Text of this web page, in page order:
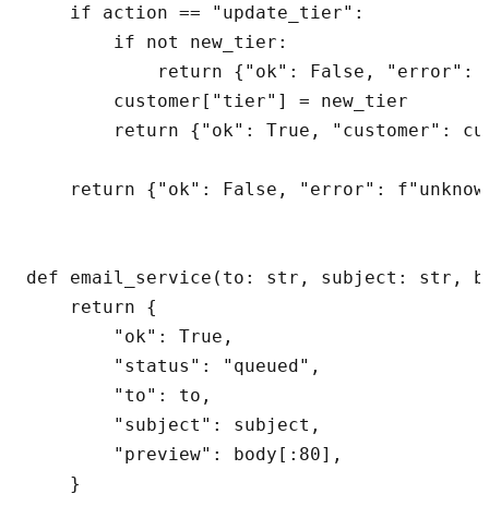
    if action == "update_tier":
        if not new_tier:
return {"ok": False, "error":
        customer["tier"] = new_tier
return {"ok": True, "customer":
return {"ok": False, "error":
def email_service(to: str, subject: str,
    return {
        "ok": True,
        "status": "queued",
        "to": to,
        "subject": subject,
        "preview": body[:80],